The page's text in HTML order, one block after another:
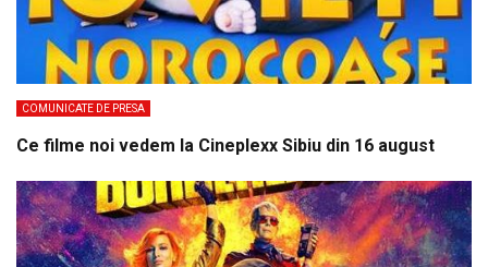
COMUNICATE DE PRESA
Ce filme noi vedem la Cineplexx Sibiu din 16 august